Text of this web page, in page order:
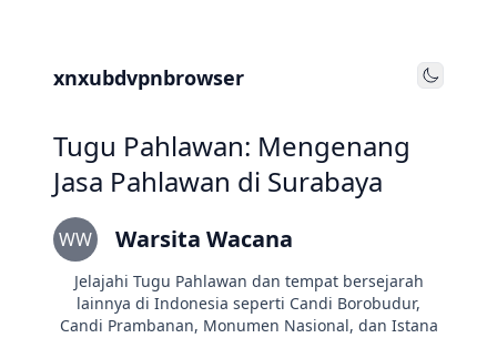
xnxubdvpnbrowser Toggle
Tugu Pahlawan: Mengenang
Jasa Pahlawan di Surabaya
WW Warsita Wacana
Jelajahi Tugu Pahlawan dan tempat bersejarah
lainnya di Indonesia seperti Candi Borobudur,
Candi Prambanan, Monumen Nasional, dan Istana